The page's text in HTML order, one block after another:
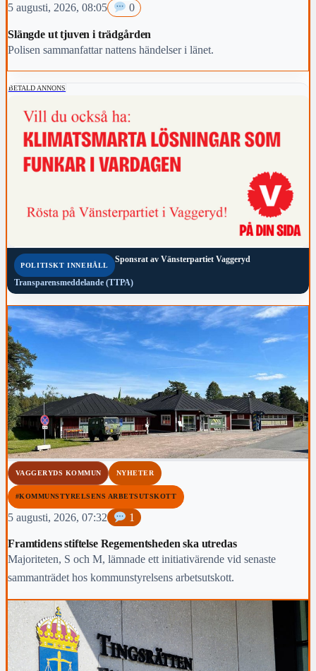
5 augusti, 2026, 08:05 0
Slängde ut tjuven i trädgården
Polisen sammanfattar nattens händelser i länet.
BETALD ANNONS
POLITISKT INNEHÅLL
Sponsrat av Vänsterpartiet Vaggeryd
Transparensmeddelande (TTPA)
VAGGERYDS KOMMUN NYHETER
#KOMMUNSTYRELSENS ARBETSUTSKOTT
5 augusti, 2026, 07:32 1
Framtidens stiftelse Regementsheden ska utredas
Majoriteten, S och M, lämnade ett initiativärende vid senaste
sammanträdet hos kommunstyrelsens arbetsutskott.